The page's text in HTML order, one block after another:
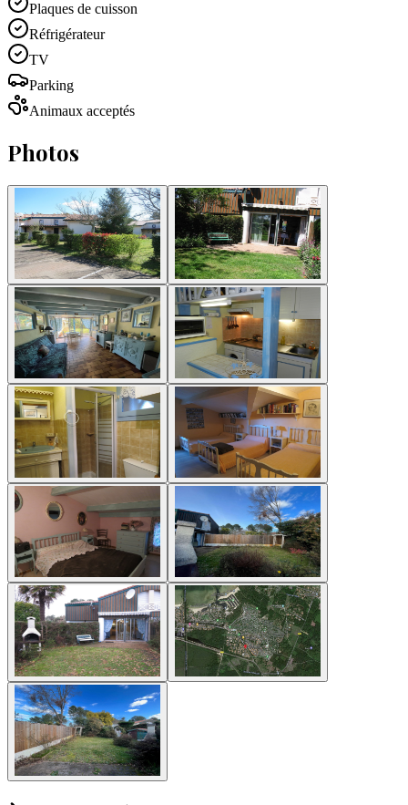
Plaques de cuisson
Réfrigérateur
TV
Parking
Animaux acceptés
Photos